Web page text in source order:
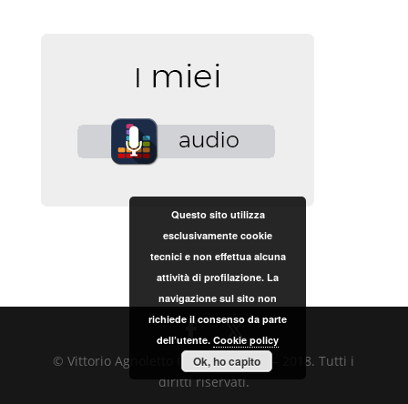
© Vittorio Agnoletto Copyright 2017 – 2018. Tutti i
diritti riservati.
Questo sito utilizza
esclusivamente cookie
tecnici e non effettua alcuna
attività di profilazione. La
navigazione sul sito non
richiede il consenso da parte
dell’utente. Cookie policy
Ok, ho capito